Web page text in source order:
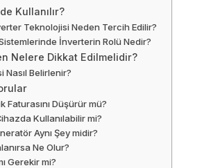
Kullanılır?
Teknolojisi Neden Tercih Edilir?
İnverterin Rolü Nedir?
Nelere Dikkat Edilmelidir?
Nasıl Belirlenir?
Faturasını Düşürür mü?
Kullanılabilir mi?
Aynı Şey midir?
Ne Olur?
Gerekir mi?